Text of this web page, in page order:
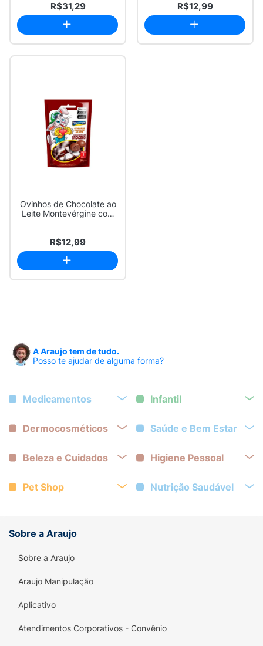
R$31,29 R$12,99
Ovinhos de Chocolate ao
Leite Montevérgine com
R$12,99
A Araujo tem de tudo.
Posso te ajudar de alguma forma?
Medicamentos Infantil
Dermocosméticos Saúde e Bem Estar
Beleza e Cuidados Higiene Pessoal
Pet Shop Nutrição Saudável
Sobre a Araujo
Sobre a Araujo
Araujo Manipulação
Aplicativo
Atendimentos Corporativos - Convênio